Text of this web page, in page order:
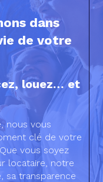
dans
de votre
louez… et
nous vous
clé de votre
vous soyez
locataire, notre
sa transparence